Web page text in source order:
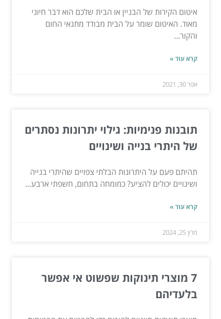
איטום הקירות של הבניין או הבית שלכם הוא דבר חיוני
מאוד. האיטום שומר על הבית מבודד מתנאי החום
והקור...
קרא עוד »
אפר 30, 2021
תובנות פנימיות: גילוי יתרונות נסתרים
של היתרי בנייה ושינויים
תהיתם פעם על היתרונות הבלתי צפויים שהיתרי בנייה
ושינויים יכולים להציע? כמומחה בתחום, חשפתי ארבע...
קרא עוד »
מרץ 25, 2024
7 מוצרי תינוקות שפשוט אי אפשר
בלעדיהם